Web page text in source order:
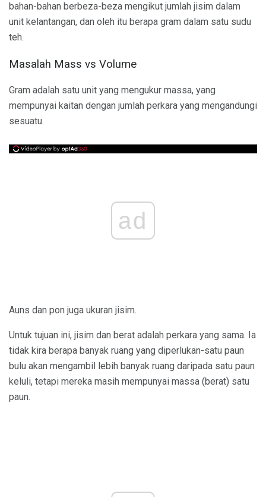
bahan-bahan berbeza-beza mengikut jumlah jisim dalam
unit kelantangan, dan oleh itu berapa gram dalam satu sudu
teh.
Masalah Mass vs Volume
Gram adalah satu unit yang mengukur massa, yang
mempunyai kaitan dengan jumlah perkara yang mengandungi
sesuatu.
ad
Auns dan pon juga ukuran jisim.
Untuk tujuan ini, jisim dan berat adalah perkara yang sama. Ia
tidak kira berapa banyak ruang yang diperlukan-satu paun
bulu akan mengambil lebih banyak ruang daripada satu paun
keluli, tetapi mereka masih mempunyai massa (berat) satu
paun.